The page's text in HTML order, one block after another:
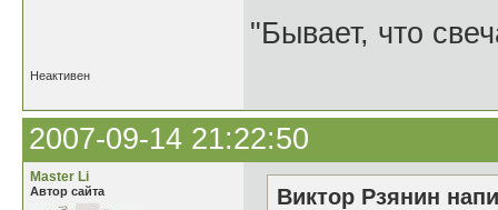
"Бывает, что
Неактивен
2007-09-14 21:22:50
Master Li
Автор сайта
Виктор Рзянин